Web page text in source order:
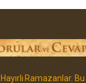
Ramazanlar.